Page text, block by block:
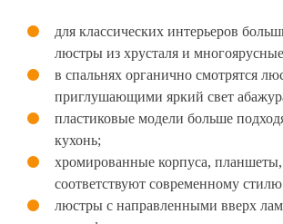
для классических интерьеров
люстры из хрусталя и
в спальнях органично смотрятся
приглушающими яркий свет
пластиковые модели больше
кухонь;
хромированные корпуса,
соответствуют современному
люстры с направленными вверх